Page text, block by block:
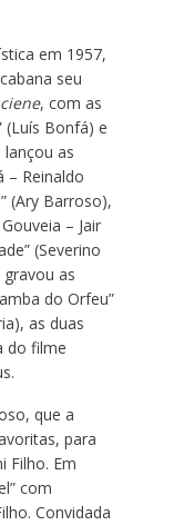
em 1957,
seu
, com as
(Luís Bonfá) e
lançou as
– Reinaldo
(Ary Barroso),
– Jair
(Severino
as
do Orfeu”
as duas
do filme
que a
para
Filho. Em
com
Convidada